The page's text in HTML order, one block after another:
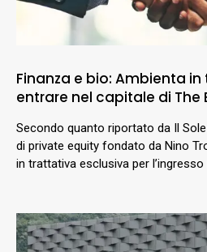
Finanza e bio: Ambienta
entrare nel capitale di The
Secondo quanto riportato da Il
di private equity fondato da Nino
in trattativa esclusiva per l’ingresso